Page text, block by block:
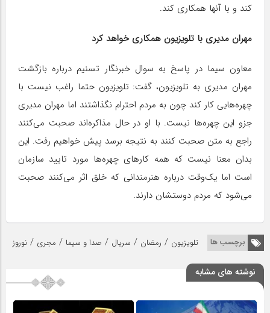
کند و با آنها همکاری کند.
مهران مدیری با تلویزیون همکاری خواهد کرد
معاون سیما در پاسخ به سوال خبرنگار تسنیم درباره بازگشت
مهران مدیری به تلویزیون، گفت: تلویزیون حتما راغب نیست با
چهره‌هایی کار کند چون به مردم احترام نگذاشتند اما مهران مدیری
جزو این چهره‌ها نیست. با او در حال مذاکره‌اند صحبت می‌کنند
راجع به متن صحبت کنند به نتیجه برسد پیش خواهیم رفت. این
بدان معنا نیست که همه کارهای چهره‌ها مورد تایید سازمان
است اما یک‌وقت درباره هنرمندانی که خلق اثر می‌کنند صحبت
می‌شود که مردم دوستشان دارند.
برچسب ها تلویزیون / رمضان / سریال / صدا و سیما / مجری / نوروز
نوشته های مشابه